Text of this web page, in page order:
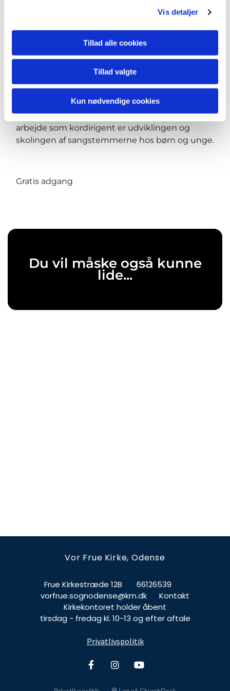
Vis detaljer
Tillad alle cookies
Tillad valgte
Kun nødvendige cookies
er uddannet i
skolemusik ved Karlsruhe Universitet for Musik
og Scenekunst samt i tysk og katolsk teologi
ved universitetet i Tübingen. I 2020 overtog han
ledelsen af sangskolen ved konservatoriet i
Winterthur, hvor han også underviser i
kordirektion. Han overtog dermed også den
daglige og kunstneriske ledelse af
Jugendkonzertchor. Et stort fokus i hans
arbejde som kordirigent er udviklingen og
skolingen af sangstemmerne hos børn og unge.
Gratis adgang
Du vil måske også kunne
lide...
Vor Frue Kirke, Odense
Frue Kirkestræde 12B 66126539
vorfrue.sognodense@km.dk Kontakt
Kirkekontoret holder åbent
tirsdag - fredag kl. 10-13 og efter aftale
Privatlivspolitik